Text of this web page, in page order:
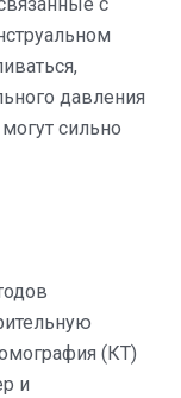
давления
сильно
(КТ)
и